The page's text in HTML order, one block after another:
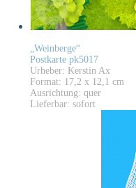
„Weinberge“
Postkarte pk5017
Urheber: Kerstin Ax
Format: 17,2 x 12,1 cm
Ausrichtung: quer
Lieferbar: sofort